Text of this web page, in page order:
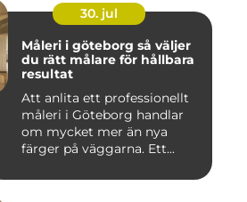
30. jul
Måleri i göteborg så väljer
du rätt målare för hållbara
resultat
Att anlita ett professionellt
måleri i Göteborg handlar
om mycket mer än nya
färger på väggarna. Ett...